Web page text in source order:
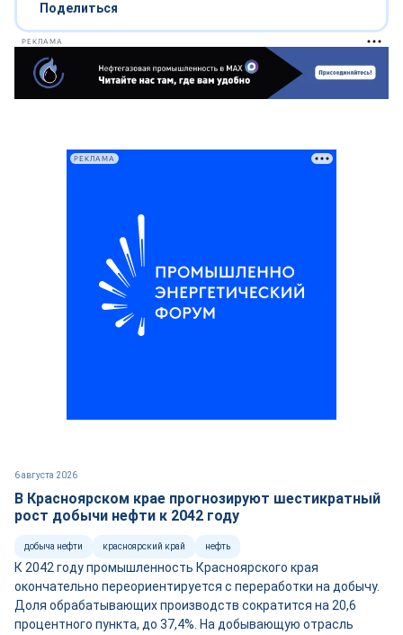
Поделиться
РЕКЛАМА
6 августа 2026
В Красноярском крае прогнозируют шестикратный
рост добычи нефти к 2042 году
добыча нефти красноярский край нефть
К 2042 году промышленность Красноярского края
окончательно переориентируется с переработки на добычу.
Доля обрабатывающих производств сократится на 20,6
процентного пункта, до 37,4%. На добывающую отрасль
РЕКЛАМА